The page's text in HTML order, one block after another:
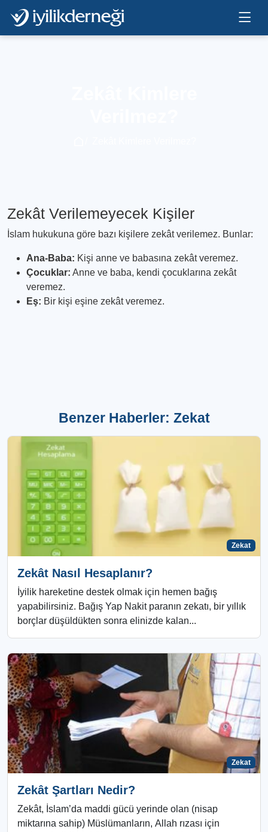
Zekât Verilemeyecek Kişiler
İslam hukukuna göre bazı kişilere zekât verilemez. Bunlar:
Ana-Baba: Kişi anne ve babasına zekât veremez.
Çocuklar: Anne ve baba, kendi çocuklarına zekât
veremez.
Eş: Bir kişi eşine zekât veremez.
Benzer Haberler: Zekat
Zekat
Zekât Nasıl Hesaplanır?
İyilik hareketine destek olmak için hemen bağış
yapabilirsiniz. Bağış Yap Nakit paranın zekatı, bir yıllık
borçlar düşüldükten sonra elinizde kalan...
Zekat
Zekât Şartları Nedir?
Zekât, İslam’da maddi gücü yerinde olan (nisap
miktarına sahip) Müslümanların, Allah rızası için